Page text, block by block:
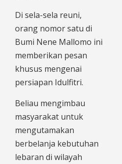
Di sela-sela reuni,
orang nomor satu di
Bumi Nene Mallomo ini
memberikan pesan
khusus mengenai
persiapan Idulfitri.
Beliau mengimbau
masyarakat untuk
mengutamakan
berbelanja kebutuhan
lebaran di wilayah